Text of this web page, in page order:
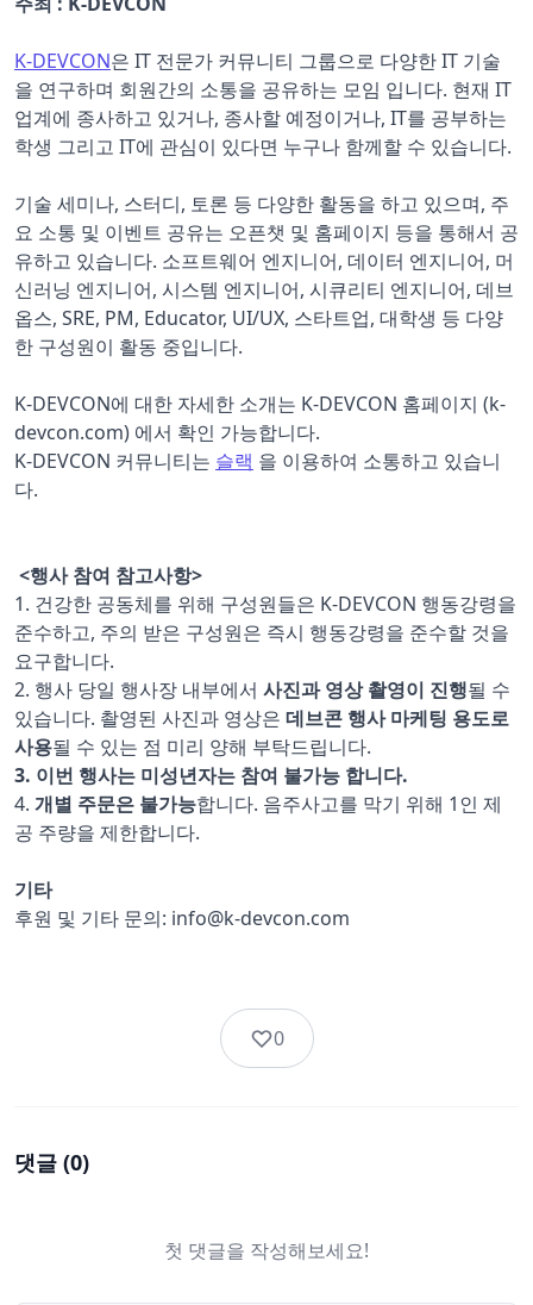
K-DEVCON은 IT 전문가 커뮤니티 그룹으로 다양한 IT 기술
을 연구하며 회원간의 소통을 공유하는 모임 입니다. 현재 IT
업계에 종사하고 있거나, 종사할 예정이거나, IT를 공부하는
학생 그리고 IT에 관심이 있다면 누구나 함께할 수 있습니다.
기술 세미나, 스터디, 토론 등 다양한 활동을 하고 있으며, 주
요 소통 및 이벤트 공유는 오픈챗 및 홈페이지 등을 통해서 공
유하고 있습니다. 소프트웨어 엔지니어, 데이터 엔지니어, 머
신러닝 엔지니어, 시스템 엔지니어, 시큐리티 엔지니어, 데브
옵스, SRE, PM, Educator, UI/UX, 스타트업, 대학생 등 다양
한 구성원이 활동 중입니다.
K-DEVCON에 대한 자세한 소개는 K-DEVCON 홈페이지 (k-
devcon.com) 에서 확인 가능합니다.
K-DEVCON 커뮤니티는 슬랙 을 이용하여 소통하고 있습니
다.
<행사 참여 참고사항>
1. 건강한 공동체를 위해 구성원들은 K-DEVCON 행동강령을
준수하고, 주의 받은 구성원은 즉시 행동강령을 준수할 것을
요구합니다.
2. 행사 당일 행사장 내부에서 사진과 영상 촬영이 진행될 수
있습니다. 촬영된 사진과 영상은 데브콘 행사 마케팅 용도로
사용될 수 있는 점 미리 양해 부탁드립니다.
3. 이번 행사는 미성년자는 참여 불가능 합니다.
4. 개별 주문은 불가능합니다. 음주사고를 막기 위해 1인 제
공 주량을 제한합니다.
기타
후원 및 기타 문의: info@k-devcon.com
0
댓글 (0)
첫 댓글을 작성해보세요!